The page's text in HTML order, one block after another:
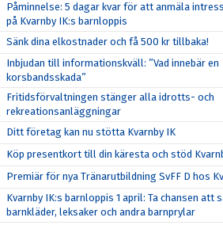
Påminnelse: 5 dagar kvar för att anmäla
på Kvarnby IK:s barnloppis
Sänk dina elkostnader och få 500 kr tillbaka!
Inbjudan till informationskväll: ”Vad innebär en
korsbandsskada”
Fritidsförvaltningen stänger alla idrotts- och
rekreationsanläggningar
Ditt företag kan nu stötta Kvarnby IK
Köp presentkort till din käresta och stöd
Premiär för nya Tränarutbildning SvFF D hos
Kvarnby IK:s barnloppis 1 april: Ta chansen att
barnkläder, leksaker och andra barnprylar